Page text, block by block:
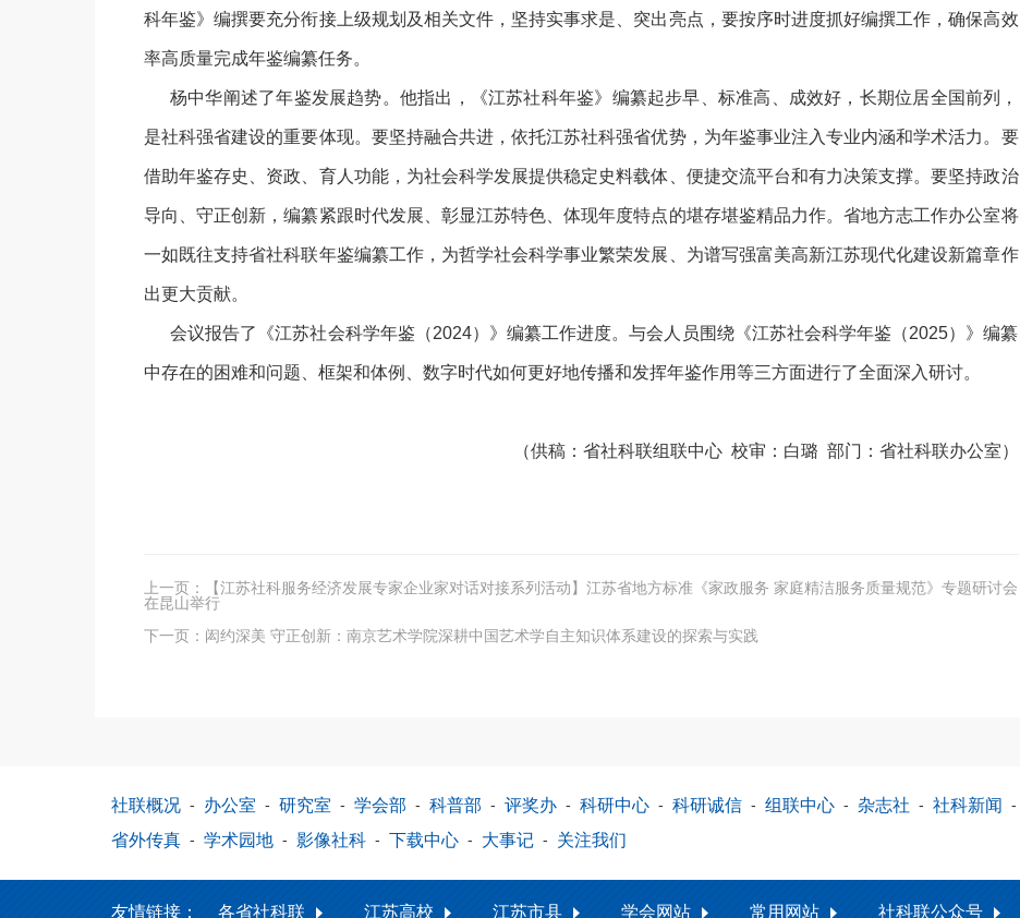
科年鉴》编撰要充分衔接上级规划及相关文件，坚持实事求是、突出亮点，要按序时进度抓好编撰工作，确保高效
率高质量完成年鉴编纂任务。
杨中华阐述了年鉴发展趋势。他指出，《江苏社科年鉴》编纂起步早、标准高、成效好，长期位居全国前列，
是社科强省建设的重要体现。要坚持融合共进，依托江苏社科强省优势，为年鉴事业注入专业内涵和学术活力。要
借助年鉴存史、资政、育人功能，为社会科学发展提供稳定史料载体、便捷交流平台和有力决策支撑。要坚持政治
导向、守正创新，编纂紧跟时代发展、彰显江苏特色、体现年度特点的堪存堪鉴精品力作。省地方志工作办公室将
一如既往支持省社科联年鉴编纂工作，为哲学社会科学事业繁荣发展、为谱写强富美高新江苏现代化建设新篇章作
出更大贡献。
会议报告了《江苏社会科学年鉴（2024）》编纂工作进度。与会人员围绕《江苏社会科学年鉴（2025）》编纂
中存在的困难和问题、框架和体例、数字时代如何更好地传播和发挥年鉴作用等三方面进行了全面深入研讨。
（供稿：省社科联组联中心 校审：白璐 部门：省社科联办公室）
上一页：
【江苏社科服务经济发展专家企业家对话对接系列活动】江苏省地方标准《家政服务 家庭精洁服务质量规范》专题研讨会
在昆山举行
下一页： 闳约深美 守正创新：南京艺术学院深耕中国艺术学自主知识体系建设的探索与实践
社联概况 - 办公室 - 研究室 - 学会部 - 科普部 - 评奖办 - 科研中心 - 科研诚信 - 组联中心 - 杂志社 - 社科新闻 -
省外传真 - 学术园地 - 影像社科 - 下载中心 - 大事记 - 关注我们
友情链接： 各省社科联 江苏高校 江苏市县 学会网站 常用网站 社科联公众号